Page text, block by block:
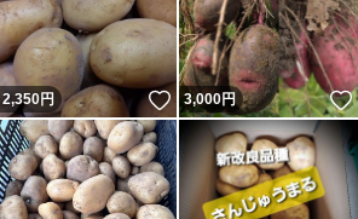
いね！
2,350円 いいね！
3,000円